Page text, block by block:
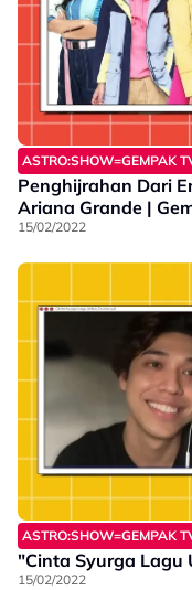
ASTRO:SHOW=GEMPAK
Penghijrahan Dari
Ariana Grande |
15/02/2022
ASTRO:SHOW=GEMPAK
"Cinta Syurga Lagu
15/02/2022